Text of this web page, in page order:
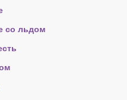
со льдом